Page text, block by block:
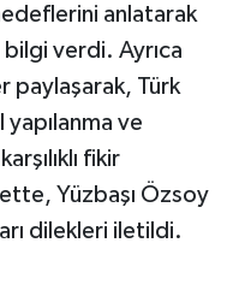
anlatarak
bilgi verdi. Ayrıca
paylaşarak, Türk
yapılanma ve
fikir
Yüzbaşı Özsoy
dilekleri iletildi.